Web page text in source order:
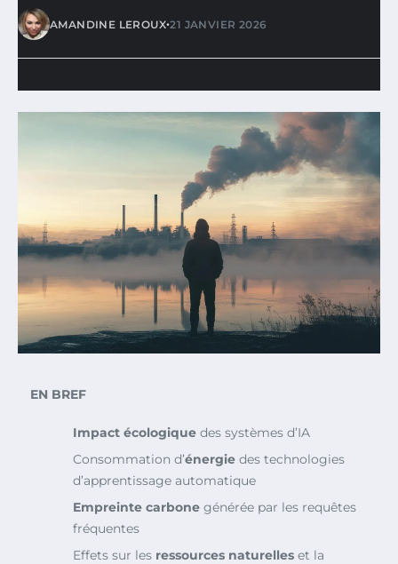
AMANDINE LEROUX•21 JANVIER 2026
EN BREF
Impact écologique des systèmes d’IA
Consommation d’énergie des technologies
d’apprentissage automatique
Empreinte carbone générée par les requêtes
fréquentes
Effets sur les ressources naturelles et la